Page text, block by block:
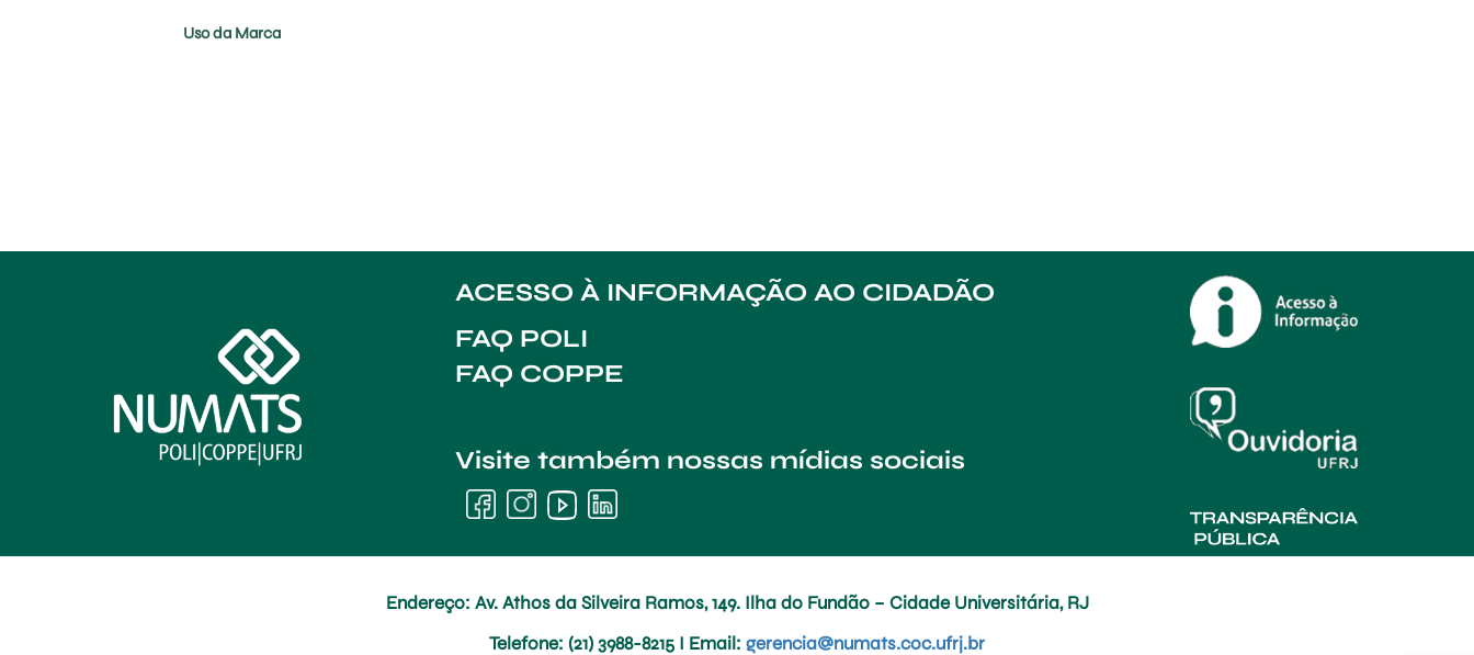
Uso da Marca
ACESSO À INFORMAÇÃO AO CIDADÃO
FAQ POLI
FAQ COPPE
Visite também nossas mídias sociais
Endereço: Av. Athos da Silveira Ramos, 149. Ilha do Fundão – Cidade Universitária, RJ
Telefone: (21) 3988-8215 I Email: gerencia@numats.coc.ufrj.br